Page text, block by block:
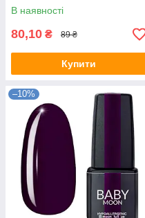
В наявності
80,10 ₴ 89 ₴
Купити
–10%